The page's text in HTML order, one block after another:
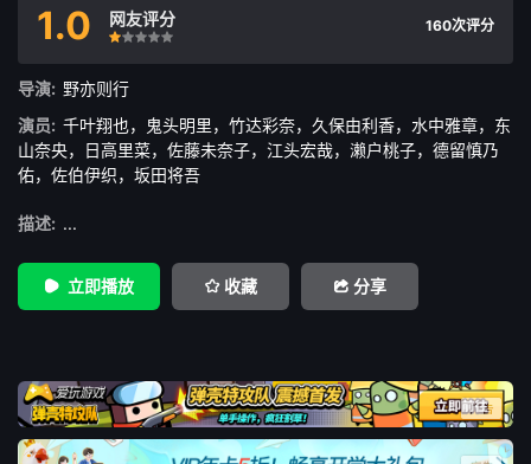
1.0
网友评分
很差较差还行
推荐
力荐
160次评分
导演: 野亦则行
演员: 千叶翔也， 鬼头明里， 竹达彩奈， 久保由利香， 水中雅章， 东
山奈央， 日高里菜， 佐藤未奈子， 江头宏哉， 濑户桃子， 德留慎乃
佑， 佐伯伊织， 坂田将吾
描述: ...
立即播放 收藏 分享